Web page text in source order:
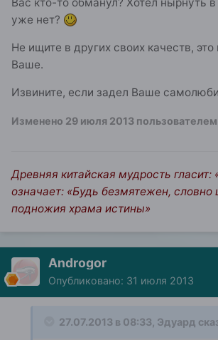
уже нет?
Не ищите в других своих качеств, это
Ваше.
Извините, если задел Ваше
Изменено 29 июля 2013
Древняя китайская мудрость
означает: «Будь безмятежен, словно
подножия храма истины»
Androgor
Опубликовано: 31 июля 2013
27.07.2013 в 08:33, Эдуард